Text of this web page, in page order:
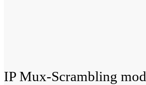
IP Mux-Scrambling